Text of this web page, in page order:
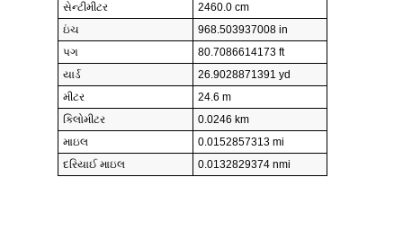
સેન્ટીમીટર
2460.0 cm
ઇંચ
968.503937008 in
પગ
80.7086614173 ft
યાર્ડ
26.9028871391 yd
મીટર
24.6 m
કિલોમીટર
0.0246 km
માઇલ
0.0152857313 mi
દરિયાઈ માઇલ
0.0132829374 nmi